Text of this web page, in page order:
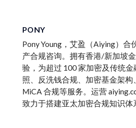
PONY
Pony Young，艾盈（Aiying）合
产合规咨询。拥有香港/新加坡
验，为超过 100 家加密及传统金
照、反洗钱合规、加密基金架构
MiCA 合规等服务。运营
致力于搭建亚太加密合规知识体